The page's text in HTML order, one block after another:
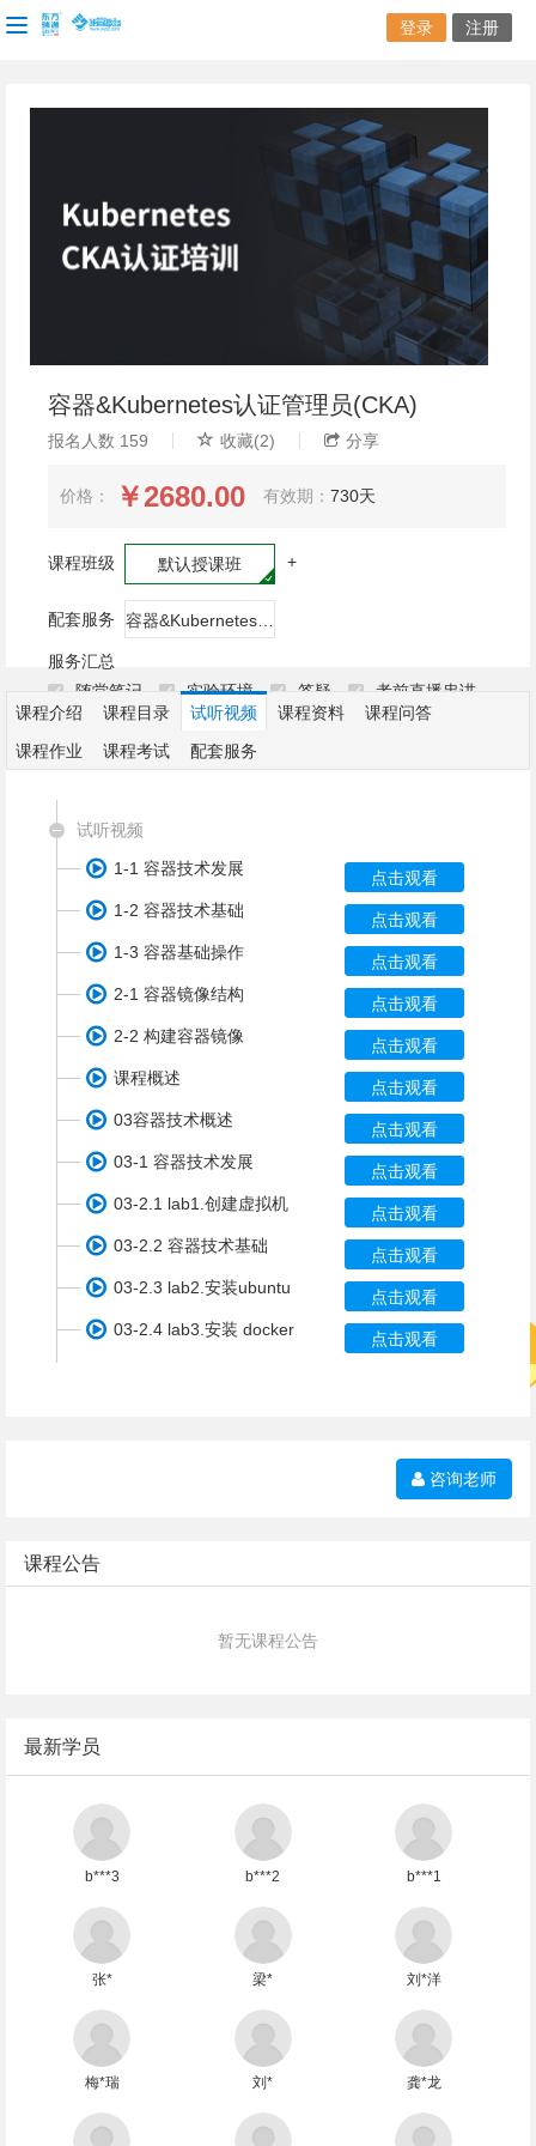
登录 注册
容器&Kubernetes认证管理员(CKA)
报名人数 159 收藏(2) 分享
价格： ￥2680.00 有效期： 730天
课程班级 默认授课班 +
配套服务 容器&Kubernetes认证管理员考试服务
服务汇总
随堂笔记
实验环境 答疑
考前直播串讲
考前录播串讲
其它资料
APP移动端
电子讲义
课程介绍 课程目录 试听视频 课程资料
课程问答
课程作业
课程考试 配套服务
试听视频
点击观看
1-1 容器技术发展
点击观看
1-2 容器技术基础
点击观看
1-3 容器基础操作
点击观看
2-1 容器镜像结构
点击观看
2-2 构建容器镜像
点击观看
课程概述
点击观看
03容器技术概述
点击观看
03-1 容器技术发展
点击观看
03-2.1 lab1.创建虚拟机
点击观看
03-2.2 容器技术基础
点击观看
03-2.3 lab2.安装ubuntu
点击观看
03-2.4 lab3.安装 docker
咨询老师
课程公告
暂无课程公告
最新学员
b***3 b***2 b***1
张* 梁* 刘*洋
梅*瑞 刘* 龚*龙